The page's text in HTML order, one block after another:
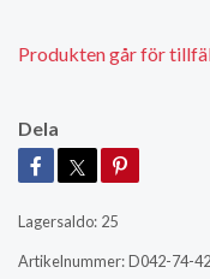
Produkten går för
Dela
Lagersaldo: 25
Artikelnummer:D042-74-42